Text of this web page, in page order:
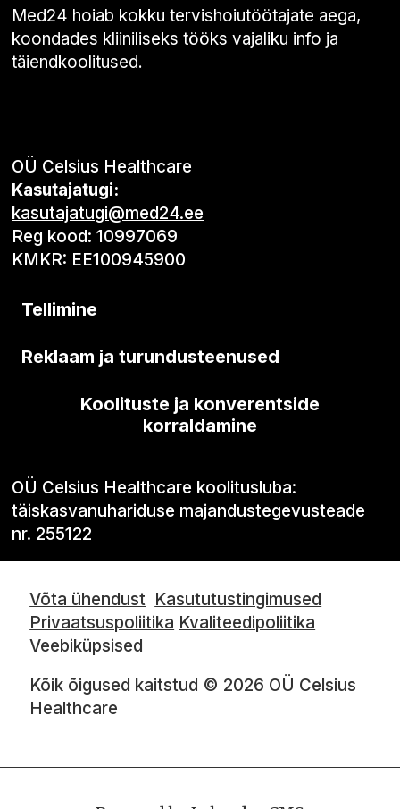
Med24 hoiab kokku tervishoiutöötajate aega,
koondades kliiniliseks tööks vajaliku info ja
täiendkoolitused.
OÜ Celsius Healthcare
Kasutajatugi:
kasutajatugi@med24.ee
Reg kood: 10997069
KMKR: EE100945900
Tellimine
Reklaam ja turundusteenused
Koolituste ja konverentside
korraldamine
OÜ Celsius Healthcare koolitusluba:
täiskasvanuhariduse majandustegevusteade
nr. 255122
Võta ühendust Kasututustingimused
Privaatsuspoliitika Kvaliteedipoliitika
Veebiküpsised
Kõik õigused kaitstud © 2026 OÜ Celsius
Healthcare